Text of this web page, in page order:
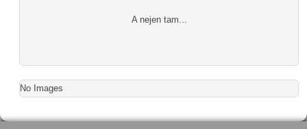
A nejen tam...
No Images